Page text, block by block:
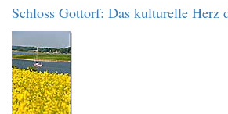
Schloss Gottorf: Das kulturelle Herz